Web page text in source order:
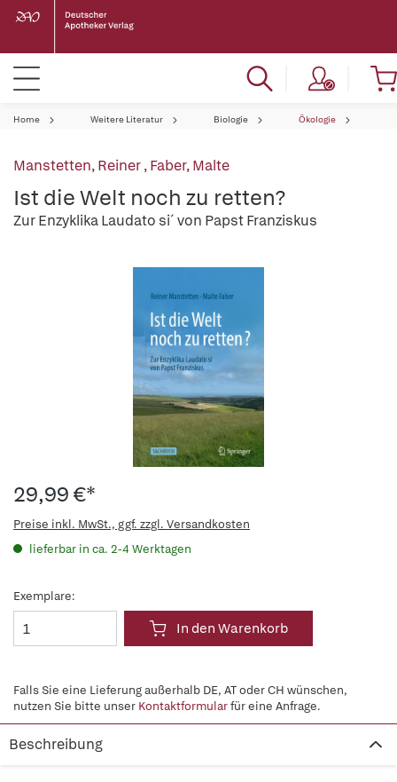
Home Weitere Literatur Biologie Ökologie
Manstetten, Reiner,Faber, Malte
Ist die Welt noch zu retten?
Zur Enzyklika Laudato si´ von Papst Franziskus
29,99 €*
Preise inkl. MwSt., ggf. zzgl. Versandkosten
lieferbar in ca. 2-4 Werktagen
Exemplare:
In den Warenkorb
Falls Sie eine Lieferung außerhalb DE, AT oder CH wünschen,
nutzen Sie bitte unser Kontaktformularfür eine Anfrage.
Beschreibung